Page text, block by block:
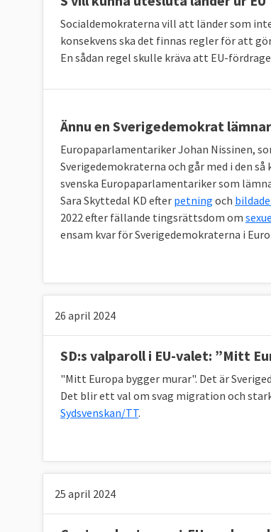
Socialdemokraterna vill att länder som
konsekvens ska det finnas regler för att
En sådan regel skulle kräva att EU-
Ännu en Sverigedemokrat
Europaparlamentariker Johan Nissinen,
Sverigedemokraterna och går med i den
svenska Europaparlamentariker som
Sara Skyttedal KD efter petning och
2022 efter fällande tingsrättsdom om
ensam kvar för Sverigedemokraterna i
26 april 2024
SD:s valparoll i EU-valet: ”Mitt
"Mitt Europa bygger murar". Det är
Det blir ett val om svag migration och
Sydsvenskan/TT.
25 april 2024